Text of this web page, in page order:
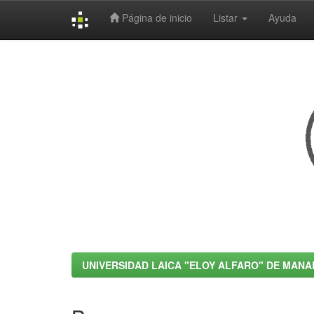
Página de inicio Listar Ayuda
UNIVERSIDAD LAICA "ELOY ALFARO" DE